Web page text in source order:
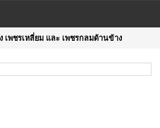
เพชรเหลี่ยม และ เพชรกลมด้านข้าง